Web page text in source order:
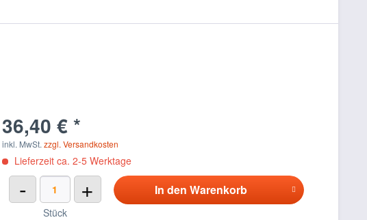
36,40 € *
inkl. MwSt.zzgl. Versandkosten
Lieferzeit ca. 2-5 Werktage
- +
Stück
In den Warenkorb